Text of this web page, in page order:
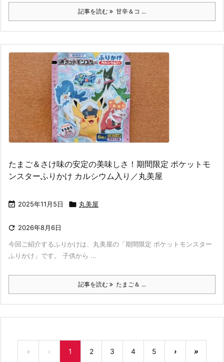
記事を読む 甘辛＆コ ...
たまご＆さけ味の安定の美味しさ！期間限定 ポケットモ
ンスターふりかけ カルシウム入り／丸美屋
 2025年11月5日  丸美屋
 2026年8月6日
今回ご紹介するふりかけは、丸美屋の「期間限定 ポケットモンスター
ふりかけ」です。 子供から ...
記事を読む たまご＆ ...
« ‹ 1 2 3 4 5 › »